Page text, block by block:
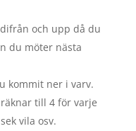
och upp då du
du möter nästa
kommit ner i varv.
till 4 för varje
vila osv.